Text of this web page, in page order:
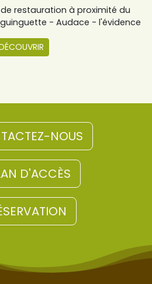
restauration à proximité du
- Audace - l'évidence
NOUS
D'ACCÈS